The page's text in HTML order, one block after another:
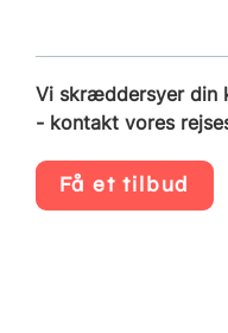
Vi skræddersyer din
- kontakt vores
Få et tilbud